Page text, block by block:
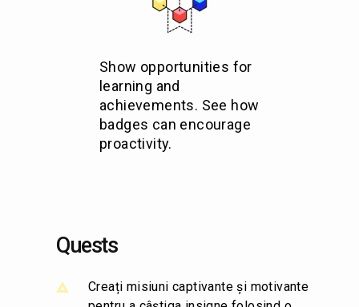
Show opportunities for
learning and
achievements. See how
badges can encourage
proactivity.
Quests
Creați misiuni captivante și motivante